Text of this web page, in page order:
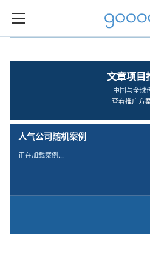
文章项目
中国与全球
查看推广方
人气公司随机案例
正在加载案例…